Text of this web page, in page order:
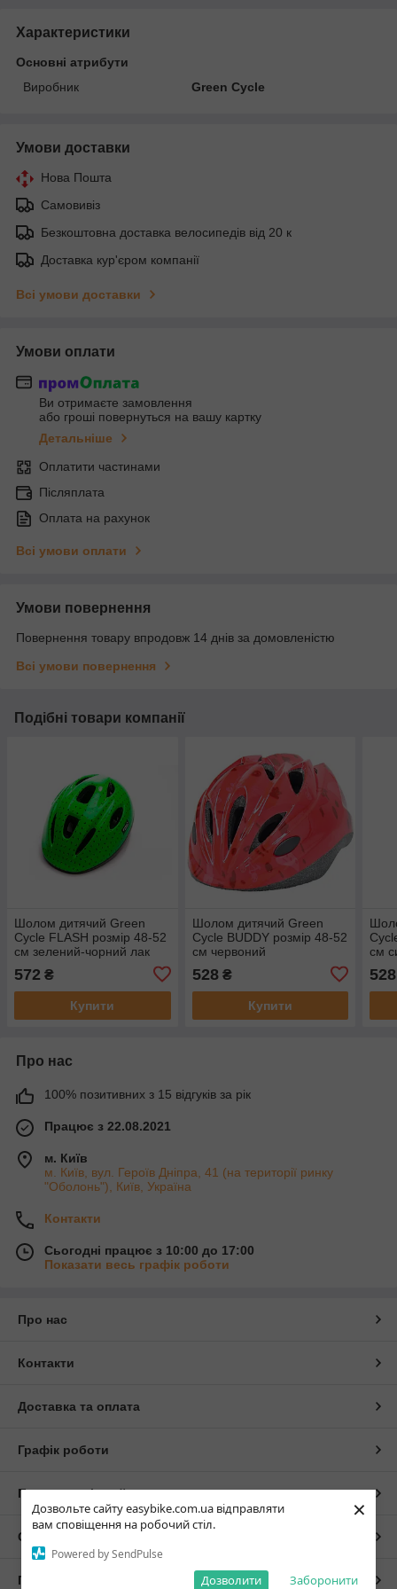
Дозвольте сайту easybike.com.ua відправляти
вам сповіщення на робочий стіл.
Powered by SendPulse
Заборонити
Дозволити
×
Характеристики
Основні атрибути
Виробник
Green Cycle
Умови доставки
Нова Пошта
Самовивіз
Безкоштовна доставка велосипедів від 20 к
Доставка кур'єром компанії
Всі умови доставки
Умови оплати
Ви отримаєте замовлення
або гроші повернуться на вашу картку
Детальніше
Оплатити частинами
Післяплата
Оплата на рахунок
Всі умови оплати
Умови повернення
Повернення товару впродовж 14 днів за домовленістю
Всі умови повернення
Подібні товари компанії
Шолом дитячий Green
Cycle FLASH розмір 48-52
см зелений-чорний лак
572 ₴
Купити
Шолом дитячий Green
Cycle BUDDY розмір 48-52
см червоний
528₴
Купити
см
528
Про нас
100% позитивних з 15 відгуків за рік
Працює з 22.08.2021
м. Київ
м. Київ, вул. Героїв Дніпра, 41 (на території ринку
"Оболонь"), Київ, Україна
Контакти
Сьогодні працює з 10:00 до 17:00
Показати весь графік роботи
Про нас
Контакти
Доставка та оплата
Графік роботи
Повна версія сайту
Сайт створено на маркетплейсі
Політика конфіденційності